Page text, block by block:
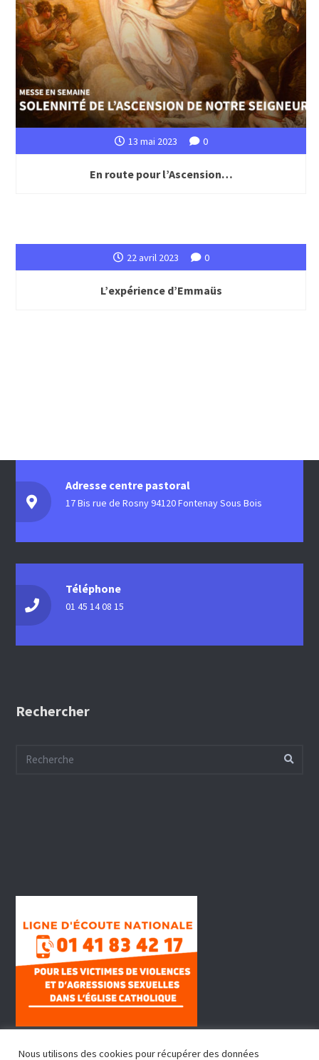
13 mai 2023 0
En route pour l’Ascension…
22 avril 2023 0
L’expérience d’Emmaüs
Adresse centre pastoral
17 Bis rue de Rosny 94120 Fontenay Sous Bois
Téléphone
01 45 14 08 15
Rechercher
Nous utilisons des cookies pour récupérer des données